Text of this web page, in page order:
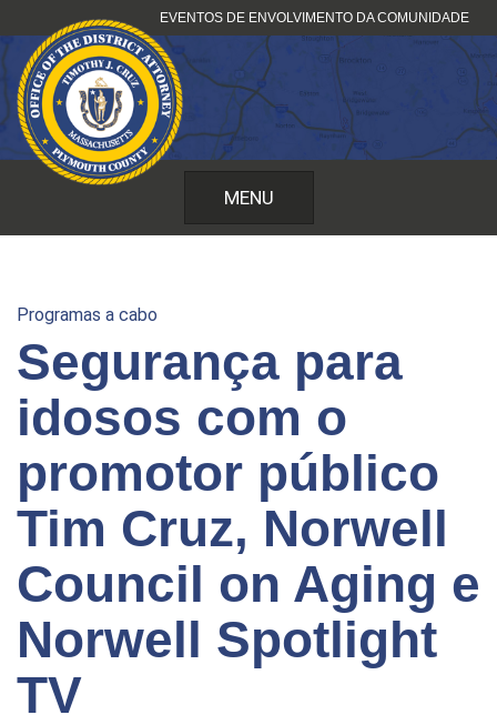
para
o
conteúdo
EVENTOS DE ENVOLVIMENTO DA COMUNIDADE
MENU
Programas a cabo
Segurança para
idosos com o
promotor público
Tim Cruz, Norwell
Council on Aging e
Norwell Spotlight
TV